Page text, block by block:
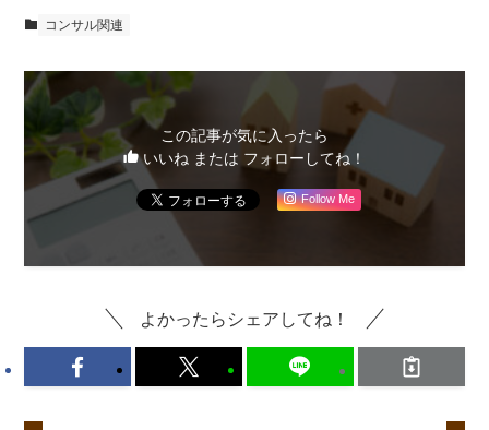
コンサル関連
この記事が気に入ったら
いいね または フォローしてね！
Follow Me
よかったらシェアしてね！